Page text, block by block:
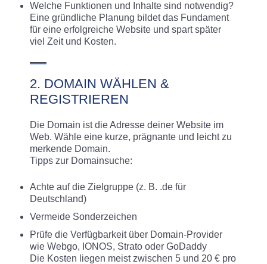
Welche Funktionen und Inhalte sind notwendig?
Eine gründliche Planung bildet das Fundament
für eine erfolgreiche Website und spart später
viel Zeit und Kosten.
2. DOMAIN WÄHLEN &
REGISTRIEREN
Die Domain ist die Adresse deiner Website im
Web. Wähle eine kurze, prägnante und leicht zu
merkende Domain.
Tipps zur Domainsuche:
Achte auf die Zielgruppe (z. B. .de für
Deutschland)
Vermeide Sonderzeichen
Prüfe die Verfügbarkeit über Domain-Provider
wie Webgo, IONOS, Strato oder GoDaddy
Die Kosten liegen meist zwischen 5 und 20 € pro